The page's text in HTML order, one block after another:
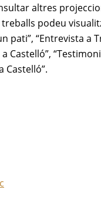
altres
podeu
pati”, “Entrevista
Castelló”,
Castelló”.